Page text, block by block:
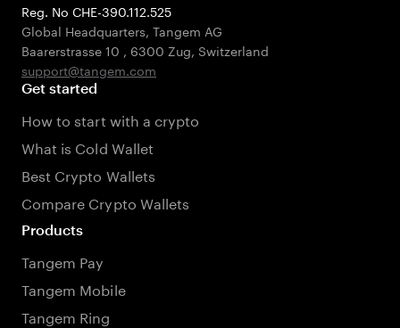
Reg. No CHE-390.112.525
Global Headquarters, Tangem AG
Baarerstrasse 10 , 6300 Zug, Switzerland
support@tangem.com
Get started
How to start with a crypto
What is Cold Wallet
Best Crypto Wallets
Compare Crypto Wallets
Products
Tangem Pay
Tangem Mobile
Tangem Ring